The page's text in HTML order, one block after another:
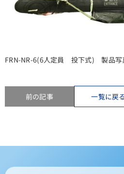
FRN-NR-6(6人定員 投下式) 製品写
前の記事 一覧に戻る